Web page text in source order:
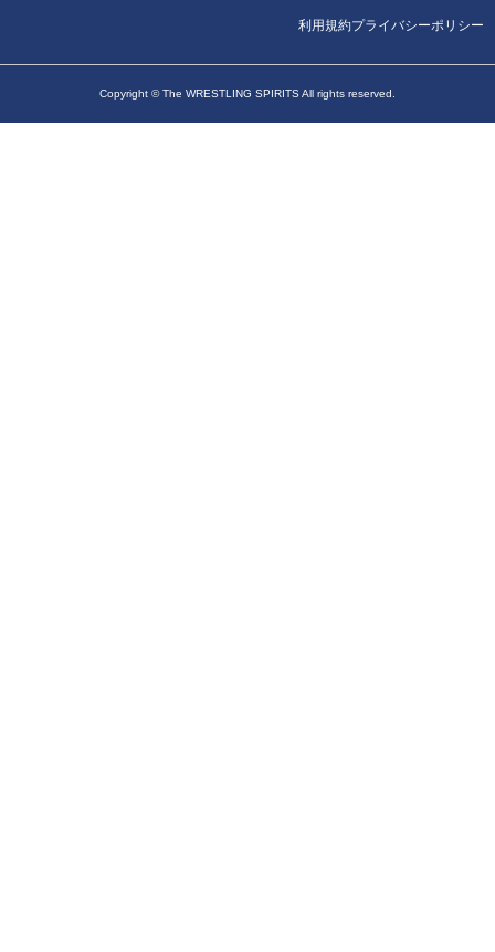
利用規約プライバシーポリシー
Copyright © The WRESTLING SPIRITS All rights reserved.